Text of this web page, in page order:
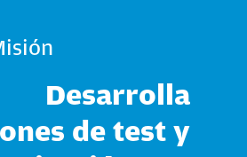
Desarrolla
de test y